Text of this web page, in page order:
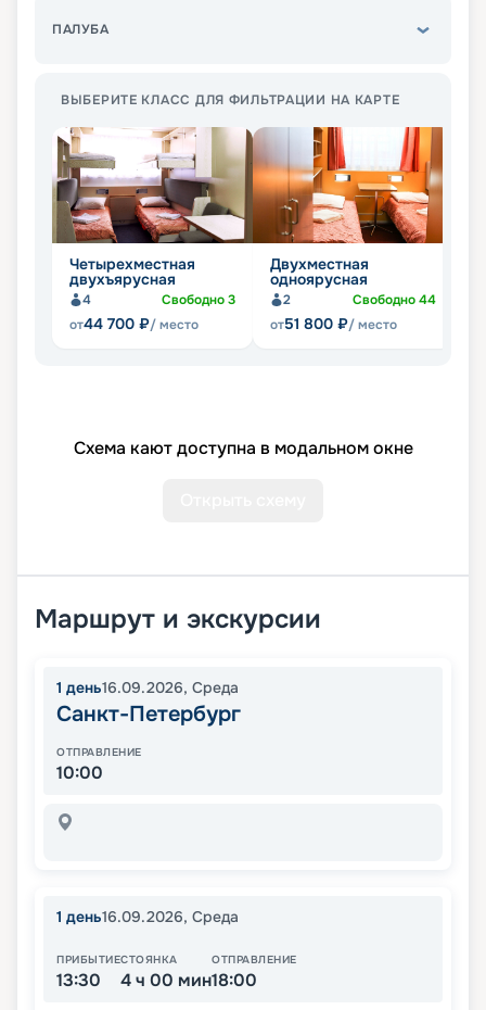
ПАЛУБА
ВЫБЕРИТЕ КЛАСС ДЛЯ ФИЛЬТРАЦИИ НА КАРТЕ
Четырехместная
двухъярусная
4 Свободно3
от44 700 ₽/ место
Двухместная
одноярусная
2 Свободно44
от51 800 ₽/ место
Схема кают доступна в модальном окне
Маршрут и экскурсии
1 день16.09.2026, Среда
Санкт-Петербург
ОТПРАВЛЕНИЕ
10:00
1 день16.09.2026, Среда
ПРИБЫТИЕ
13:30
СТОЯНКА
4 ч 00 мин
ОТПРАВЛЕНИЕ
18:00